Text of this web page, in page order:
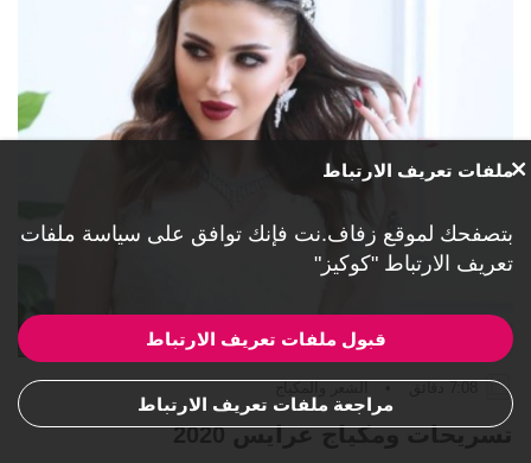
7:08 دقائق • الشعر والمكياج
تسريحات ومكياج عرايس 2020
ملفات تعريف الارتباط
بتصفحك لموقع زفاف.نت فإنك توافق على سياسة ملفات
تعريف الارتباط "كوكيز"
قبول ملفات تعريف الارتباط
مراجعة ملفات تعريف الارتباط